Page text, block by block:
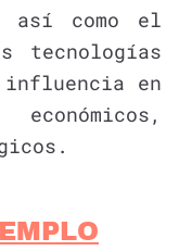
así como el
tecnologías
influencia en